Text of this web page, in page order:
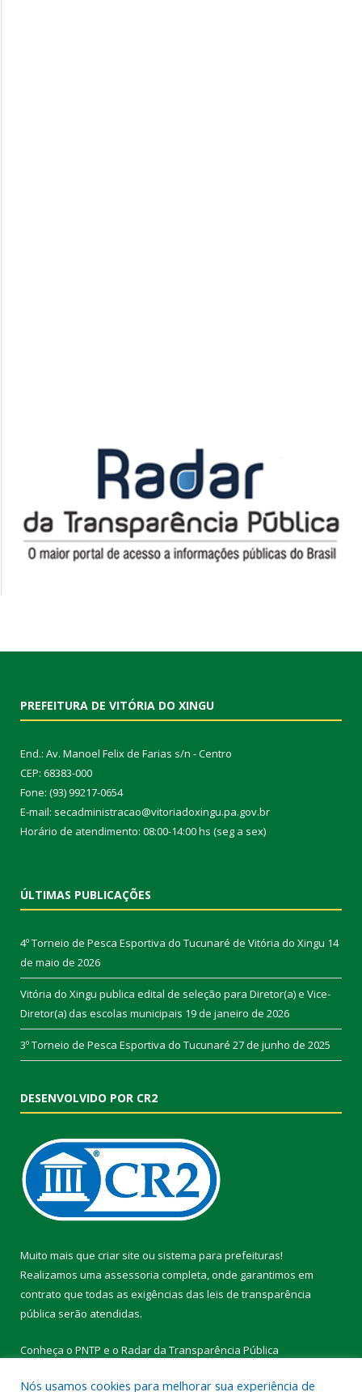
PREFEITURA DE VITÓRIA DO XINGU
End.: Av. Manoel Felix de Farias s/n - Centro
CEP: 68383-000
Fone: (93) 99217-0654
E-mail: secadministracao@vitoriadoxingu.pa.gov.br
Horário de atendimento: 08:00-14:00 hs (seg a sex)
ÚLTIMAS PUBLICAÇÕES
4º Torneio de Pesca Esportiva do Tucunaré de Vitória do Xingu 14
de maio de 2026
Vitória do Xingu publica edital de seleção para Diretor(a) e Vice-
Diretor(a) das escolas municipais 19 de janeiro de 2026
3º Torneio de Pesca Esportiva do Tucunaré 27 de junho de 2025
DESENVOLVIDO POR CR2
Muito mais que criar site ou sistema para prefeituras!
Realizamos uma assessoria completa, onde garantimos em
contrato que todas as exigências das leis de transparência
pública serão atendidas.
Conheça o PNTP e o Radar da Transparência Pública
Nós usamos cookies para melhorar sua experiência de